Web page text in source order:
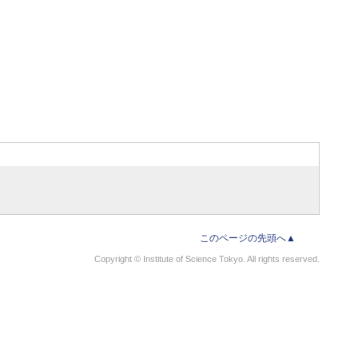
このページの先頭へ▲
Copyright © Institute of Science Tokyo. All rights reserved.